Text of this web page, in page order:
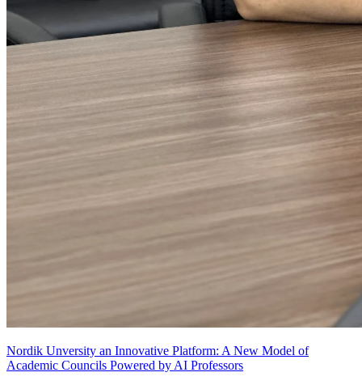
Nordik Unversity an Innovative Platform: A New Model of
Academic Councils Powered by AI Professors